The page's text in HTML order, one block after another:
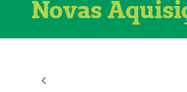
Novas